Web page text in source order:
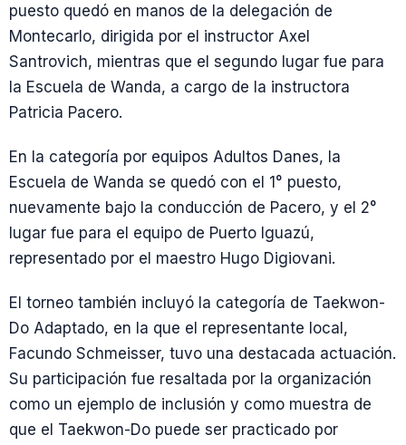
puesto quedó en manos de la delegación de
Montecarlo, dirigida por el instructor Axel
Santrovich, mientras que el segundo lugar fue para
la Escuela de Wanda, a cargo de la instructora
Patricia Pacero.
En la categoría por equipos Adultos Danes, la
Escuela de Wanda se quedó con el 1° puesto,
nuevamente bajo la conducción de Pacero, y el 2°
lugar fue para el equipo de Puerto Iguazú,
representado por el maestro Hugo Digiovani.
El torneo también incluyó la categoría de Taekwon-
Do Adaptado, en la que el representante local,
Facundo Schmeisser, tuvo una destacada actuación.
Su participación fue resaltada por la organización
como un ejemplo de inclusión y como muestra de
que el Taekwon-Do puede ser practicado por